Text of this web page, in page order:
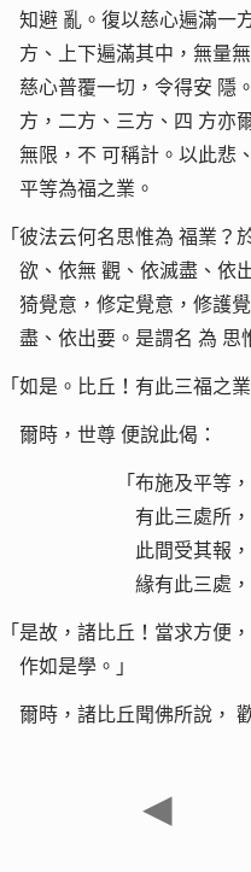
知避 亂。復以慈心遍滿一
方、上下遍滿其中，無量
慈心普覆一切，令得安 隱
方，二方、三方、四 方亦
無限，不 可稱計。以此悲
平等為福之業。
「彼法云何名思惟為 福業？
欲、依無 觀、依滅盡、依
猗覺意，修定覺意，修護
盡、依出要。是謂名 為 思
「如是。比丘！有此三福之業
爾時，世尊便說此偈：
「布施及平
有此三處所
此間受其報
緣有此三處
「是故，諸比丘！當求方便
作如是學。」
爾時，諸比丘聞佛所說，
◀